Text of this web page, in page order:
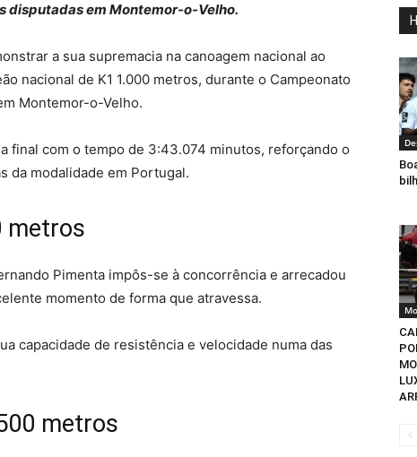
disputadas em Montemor-o-Velho.
a sua supremacia na canoagem nacional ao
nacional de K1 1.000 metros, durante o Campeonato
Montemor-o-Velho.
final com o tempo de 3:43.074 minutos, reforçando o
da modalidade em Portugal.
metros
Pimenta impôs-se à concorrência e arrecadou
momento de forma que atravessa.
capacidade de resistência e velocidade numa das
metros